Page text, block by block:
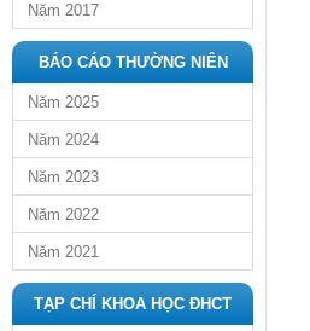
Năm 2017
BÁO CÁO THƯỜNG NIÊN
Năm 2025
Năm 2024
Năm 2023
Năm 2022
Năm 2021
TẠP CHÍ KHOA HỌC ĐHCT